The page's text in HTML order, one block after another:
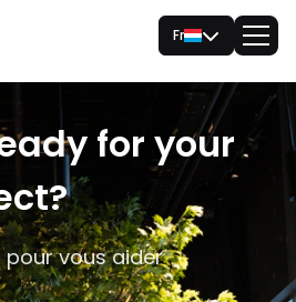
Fr
for your
pour vous aider